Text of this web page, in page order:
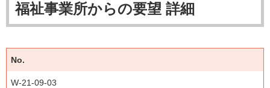
福祉事業所からの要望 詳細
No.
W-21-09-03